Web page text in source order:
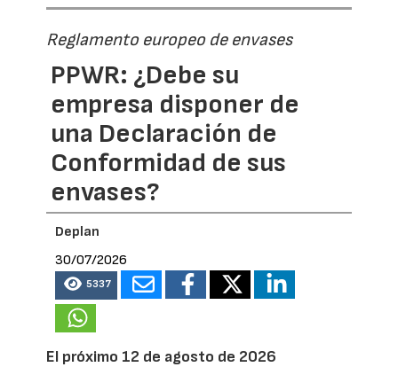
Reglamento europeo de envases
PPWR: ¿Debe su
empresa disponer de
una Declaración de
Conformidad de sus
envases?
Deplan
30/07/2026
5337
El próximo 12 de agosto de 2026